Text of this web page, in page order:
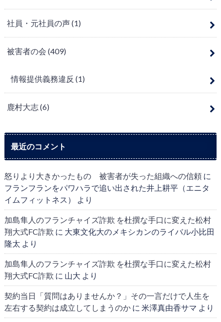
社員・元社員の声(1)
被害者の会 (409)
情報提供義務違反 (1)
鹿村大志(6)
最近のコメント
怒りより大きかったもの 被害者が失った組織への信頼に
フランフランをパワハラで追い出された井上耕平（エニタ
イムフィットネス）
より
加島隼人のフランチャイズ詐欺 を杜撰な手口に変えた松村
翔大式FC詐欺 に 大東文化大のメキシカンのライバル小比田
隆太 より
加島隼人のフランチャイズ詐欺 を杜撰な手口に変えた松村
翔大式FC詐欺 に 山大 より
契約当日「質問はありませんか？」その一言だけで人生を
左右する契約は成立してしまうのかに 米澤真由香サマ より